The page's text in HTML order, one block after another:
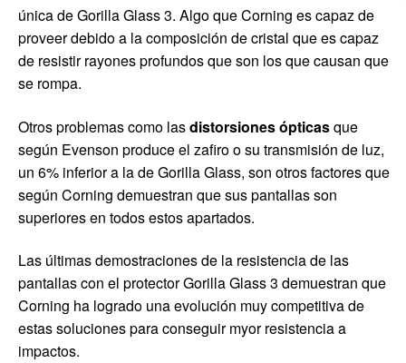
única de Gorilla Glass 3. Algo que Corning es capaz de
proveer debido a la composición de cristal que es capaz
de resistir rayones profundos que son los que causan que
se rompa.
Otros problemas como lasdistorsiones ópticasque
según Evenson produce el zafiro o su transmisión de luz,
un 6% inferior a la de Gorilla Glass, son otros factores que
según Corning demuestran que sus pantallas son
superiores en todos estos apartados.
Las últimas demostraciones de la resistencia de las
pantallas con el protector Gorilla Glass 3 demuestran que
Corning ha logrado una evolución muy competitiva de
estas soluciones para conseguir myor resistencia a
impactos.